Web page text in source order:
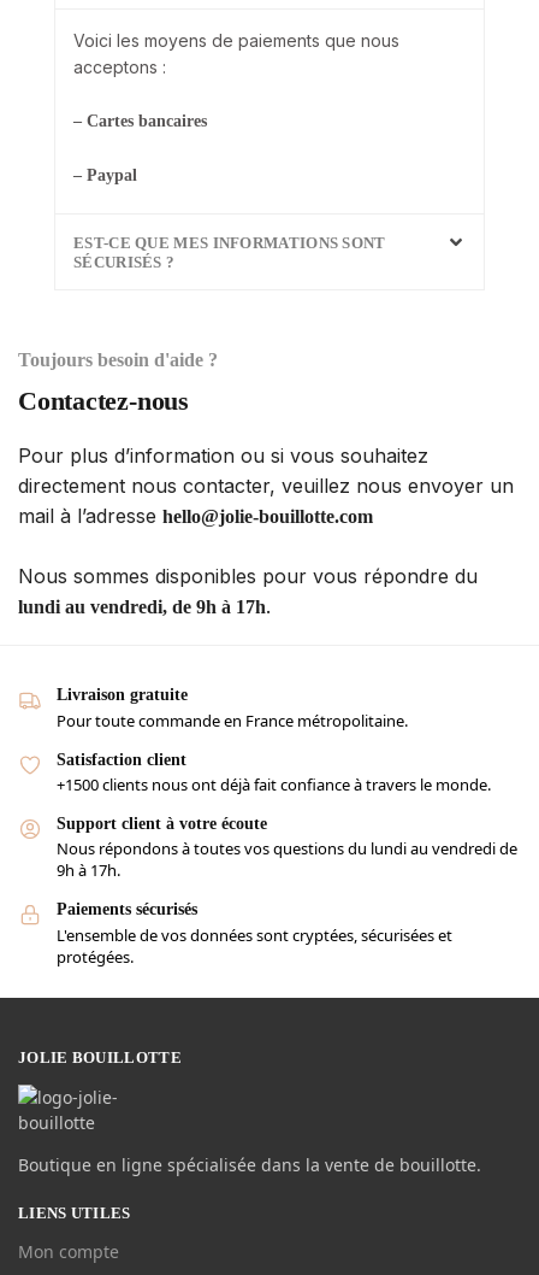
Voici les moyens de paiements que nous
acceptons :
– Cartes bancaires
– Paypal
EST-CE QUE MES INFORMATIONS SONT
SÉCURISÉS ?
Toujours besoin d'aide ?
Contactez-nous
Pour plus d’information ou si vous souhaitez
directement nous contacter, veuillez nous envoyer un
mail à l’adresse hello@jolie-bouillotte.com
Nous sommes disponibles pour vous répondre du
lundi au vendredi, de 9h à 17h.
Livraison gratuite
Pour toute commande en France métropolitaine.
Satisfaction client
+1500 clients nous ont déjà fait confiance à travers le monde.
Support client à votre écoute
Nous répondons à toutes vos questions du lundi au vendredi de
9h à 17h.
Paiements sécurisés
L'ensemble de vos données sont cryptées, sécurisées et
protégées.
JOLIE BOUILLOTTE
Boutique en ligne spécialisée dans la vente de bouillotte.
LIENS UTILES
Mon compte